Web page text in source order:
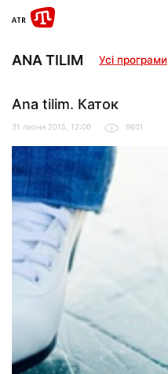
ANA TILIM Усі програми
Ana tilim. Каток
31 липня 2015, 12:00 9601